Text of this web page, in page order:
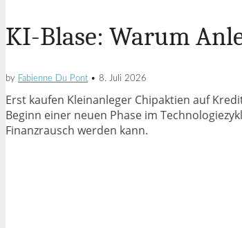
KI-Blase: Warum
by Fabienne Du Pont • 8. Juli 2026
Erst kaufen Kleinanleger Chipaktien auf
Beginn einer neuen Phase im
Finanzrausch werden kann.